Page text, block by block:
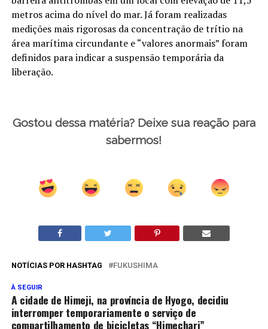
metros acima do nível do mar. Já foram realizadas
medições mais rigorosas da concentração de trítio na
área marítima circundante e “valores anormais” foram
definidos para indicar a suspensão temporária da
liberação.
Gostou dessa matéria? Deixe sua reação para
sabermos!
NOTÍCIAS POR HASHTAG FUKUSHIMA
À SEGUIR
A cidade de Himeji, na província de Hyogo, decidiu
interromper temporariamente o serviço de
compartilhamento de bicicletas “Himechari”